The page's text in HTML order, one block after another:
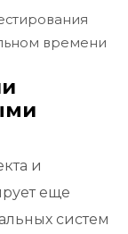
времени
и
еще
систем